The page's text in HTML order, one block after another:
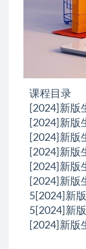
课程目录
[2024]新版
[2024]新版
[2024]新版
[2024]新版
[2024]新版
[2024]新版
5[2024]新
5[2024]新
[2024]新版